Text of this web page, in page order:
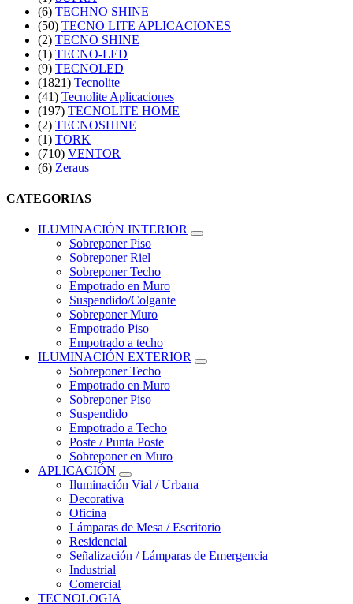
(6) TECHNO SHINE
(50) TECNO LITE APLICACIONES
(2) TECNO SHINE
(1) TECNO-LED
(9) TECNOLED
(1821) Tecnolite
(41) Tecnolite Aplicaciones
(197) TECNOLITE HOME
(2) TECNOSHINE
(1) TORK
(710) VENTOR
(6) Zeraus
CATEGORIAS
ILUMINACIÓN INTERIOR
Sobreponer Piso
Sobreponer Riel
Sobreponer Techo
Empotrado en Muro
Suspendido/Colgante
Sobreponer Muro
Empotrado Piso
Empotrado a techo
ILUMINACIÓN EXTERIOR
Sobreponer Techo
Empotrado en Muro
Sobreponer Piso
Suspendido
Empotrado a Techo
Poste / Punta Poste
Sobreponer en Muro
APLICACIÓN
Iluminación Vial / Urbana
Decorativa
Oficina
Lámparas de Mesa / Escritorio
Residencial
Señalización / Lámparas de Emergencia
Industrial
Comercial
TECNOLOGIA